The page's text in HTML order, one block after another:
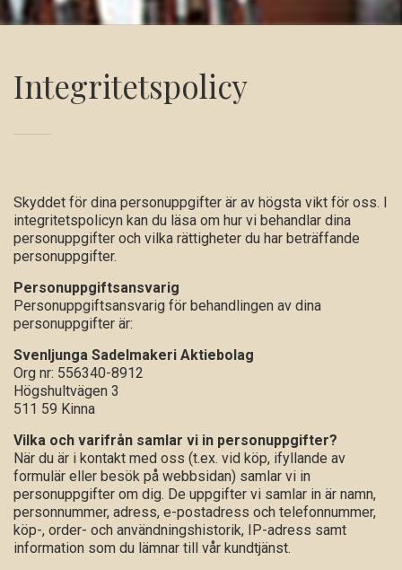
Integritetspolicy
Skyddet för dina personuppgifter är av högsta vikt för oss. I
integritetspolicyn kan du läsa om hur vi behandlar dina
personuppgifter och vilka rättigheter du har beträffande
personuppgifter.
Personuppgiftsansvarig
Personuppgiftsansvarig för behandlingen av dina
personuppgifter är:
Svenljunga Sadelmakeri Aktiebolag
Org nr: 556340-8912
Högshultvägen 3
511 59 Kinna
Vilka och varifrån samlar vi in personuppgifter?
När du är i kontakt med oss (t.ex. vid köp, ifyllande av
formulär eller besök på webbsidan) samlar vi in
personuppgifter om dig. De uppgifter vi samlar in är namn,
personnummer, adress, e-postadress och telefonnummer,
köp-, order- och användningshistorik, IP-adress samt
information som du lämnar till vår kundtjänst.